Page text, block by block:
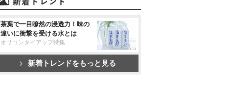
茶葉で一目瞭然の浸透力！味の
違いに衝撃を受ける水とは
オリコンタイアップ特集
新着トレンドをもっと見る